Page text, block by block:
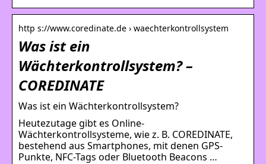
http s://www.coredinate.de › waechterkontrollsystem
Was ist ein
Wächterkontrollsystem? –
COREDINATE
Was ist ein Wächterkontrollsystem?
Heutezutage gibt es Online-
Wächterkontrollsysteme, wie z. B. COREDINATE,
bestehend aus Smartphones, mit denen GPS-
Punkte, NFC-Tags oder Bluetooth Beacons …